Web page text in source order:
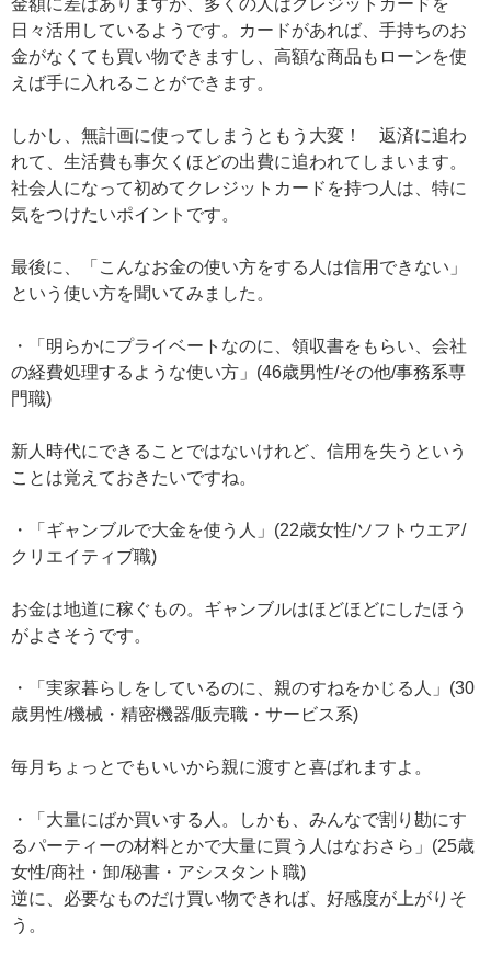
金額に差はありますが、多くの人はクレジットカードを
日々活用しているようです。カードがあれば、手持ちのお
金がなくても買い物できますし、高額な商品もローンを使
えば手に入れることができます。
しかし、無計画に使ってしまうともう大変！ 返済に追わ
れて、生活費も事欠くほどの出費に追われてしまいます。
社会人になって初めてクレジットカードを持つ人は、特に
気をつけたいポイントです。
最後に、「こんなお金の使い方をする人は信用できない」
という使い方を聞いてみました。
・「明らかにプライベートなのに、領収書をもらい、会社
の経費処理するような使い方」(46歳男性/その他/事務系専
門職)
新人時代にできることではないけれど、信用を失うという
ことは覚えておきたいですね。
・「ギャンブルで大金を使う人」(22歳女性/ソフトウエア/
クリエイティブ職)
お金は地道に稼ぐもの。ギャンブルはほどほどにしたほう
がよさそうです。
・「実家暮らしをしているのに、親のすねをかじる人」(30
歳男性/機械・精密機器/販売職・サービス系)
毎月ちょっとでもいいから親に渡すと喜ばれますよ。
・「大量にばか買いする人。しかも、みんなで割り勘にす
るパーティーの材料とかで大量に買う人はなおさら」(25歳
女性/商社・卸/秘書・アシスタント職)
逆に、必要なものだけ買い物できれば、好感度が上がりそ
う。